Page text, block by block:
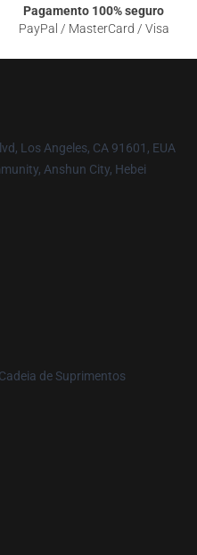
Pagamento 100% seguro
PayPal / MasterCard / Visa
Los Angeles, CA 91601, EUA
Anshun City, Hebei
de Suprimentos